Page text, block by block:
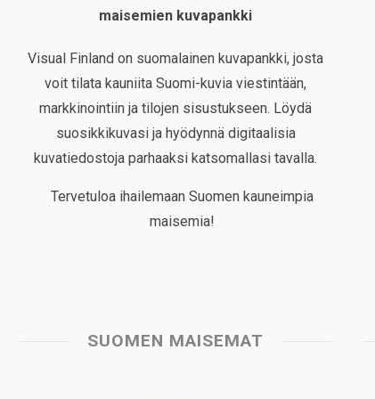
maisemien kuvapankki
Visual Finland on suomalainen kuvapankki, josta
voit tilata kauniita Suomi-kuvia viestintään,
markkinointiin ja tilojen sisustukseen. Löydä
suosikkikuvasi ja hyödynnä digitaalisia
kuvatiedostoja parhaaksi katsomallasi tavalla.
Tervetuloa ihailemaan Suomen kauneimpia
maisemia!
SUOMEN MAISEMAT